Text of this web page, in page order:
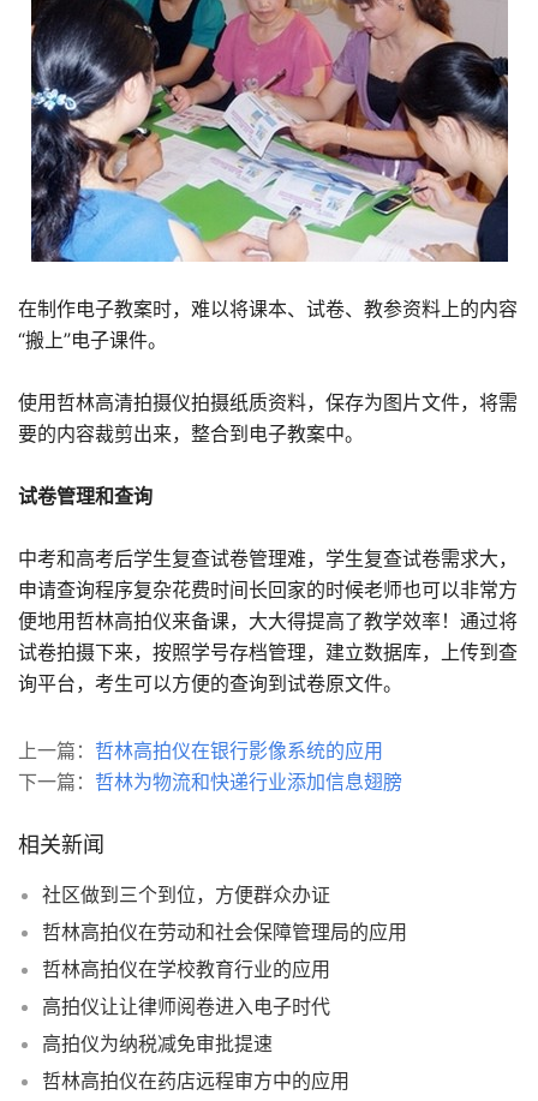
在制作电子教案时，难以将课本、试卷、教参资料上的内容
“搬上”电子课件。
使用哲林高清拍摄仪拍摄纸质资料，保存为图片文件，将需
要的内容裁剪出来，整合到电子教案中。
试卷管理和查询
中考和高考后学生复查试卷管理难，学生复查试卷需求大，
申请查询程序复杂花费时间长回家的时候老师也可以非常方
便地用哲林高拍仪来备课，大大得提高了教学效率！通过将
试卷拍摄下来，按照学号存档管理，建立数据库，上传到查
询平台，考生可以方便的查询到试卷原文件。
上一篇： 哲林高拍仪在银行影像系统的应用
下一篇： 哲林为物流和快递行业添加信息翅膀
相关新闻
社区做到三个到位，方便群众办证
哲林高拍仪在劳动和社会保障管理局的应用
哲林高拍仪在学校教育行业的应用
高拍仪让让律师阅卷进入电子时代
高拍仪为纳税减免审批提速
哲林高拍仪在药店远程审方中的应用